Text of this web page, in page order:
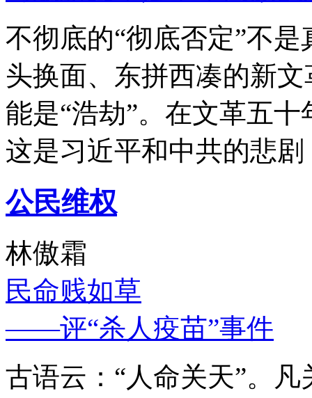
不彻底的“彻底否定”不
头换面、东拼西凑的新
能是“浩劫”。在文革五
这是习近平和中共的悲
公民维权
林傲霜
民命贱如草
——评“杀人疫苗”事件
古语云：“人命关天”。